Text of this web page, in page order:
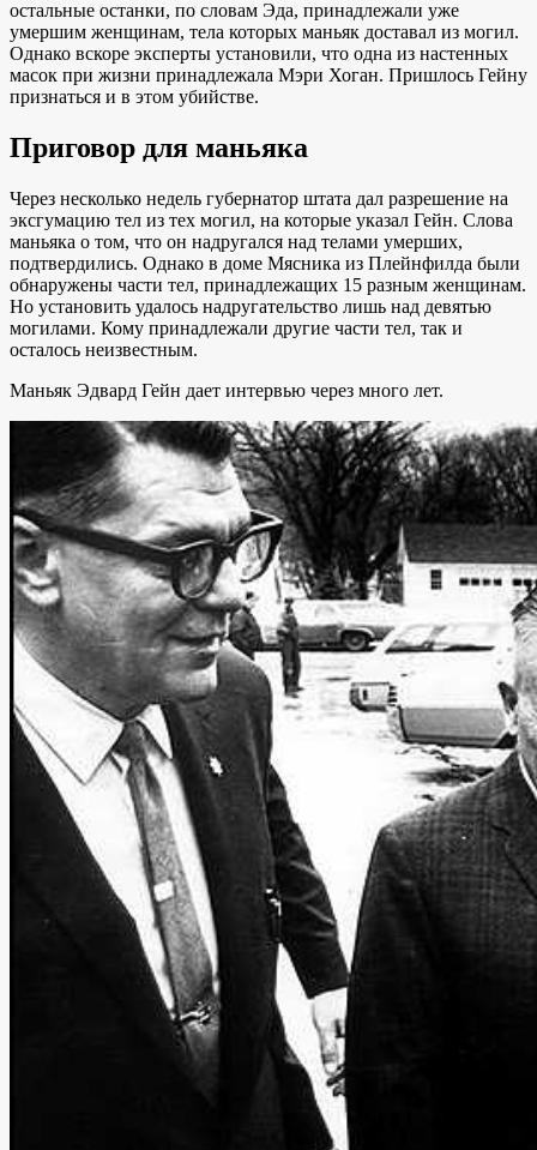
остальные останки, по словам Эда, принадлежали уже
умершим женщинам, тела которых маньяк доставал из могил.
Однако вскоре эксперты установили, что одна из настенных
масок при жизни принадлежала Мэри Хоган. Пришлось Гейну
признаться и в этом убийстве.
Приговор для маньяка
Через несколько недель губернатор штата дал разрешение на
эксгумацию тел из тех могил, на которые указал Гейн. Слова
маньяка о том, что он надругался над телами умерших,
подтвердились. Однако в доме Мясника из Плейнфилда были
обнаружены части тел, принадлежащих 15 разным женщинам.
Но установить удалось надругательство лишь над девятью
могилами. Кому принадлежали другие части тел, так и
осталось неизвестным.
Маньяк Эдвард Гейн дает интервью через много лет.